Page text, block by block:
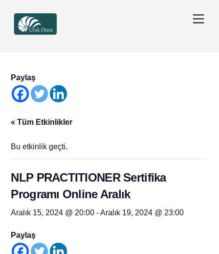
content
Paylaş
« Tüm Etkinlikler
Bu etkinlik geçti.
NLP PRACTITIONER Sertifika
Programı Online Aralık
Aralık 15, 2024 @ 20:00 -Aralık 19, 2024 @ 23:00
Paylaş